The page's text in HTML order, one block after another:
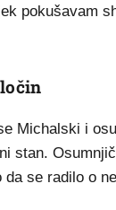
pokušavam
Michalski i
stan.
se radilo o